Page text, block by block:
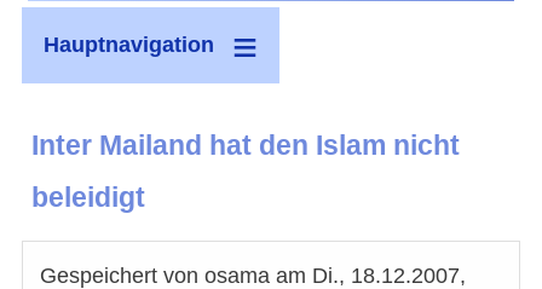
Hauptnavigation
Inter Mailand hat den Islam nicht
beleidigt
Gespeichert von osama am Di., 18.12.2007,